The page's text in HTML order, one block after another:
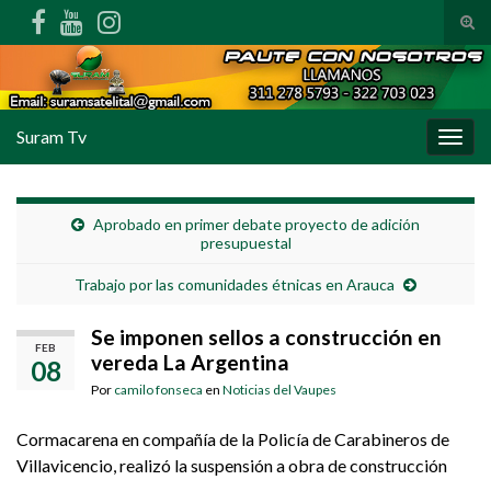
Suram Tv
Aprobado en primer debate proyecto de adición
presupuestal
Trabajo por las comunidades étnicas en Arauca
FEB
08
Se imponen sellos a construcción en
vereda La Argentina
Por camilo fonseca en Noticias del Vaupes
Cormacarena en compañía de la Policía de Carabineros de
Villavicencio, realizó la suspensión a obra de construcción